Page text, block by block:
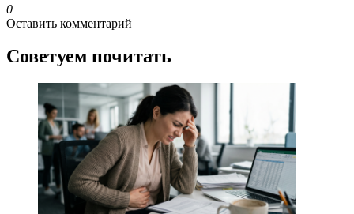
0
Оставить комментарий
Советуем почитать